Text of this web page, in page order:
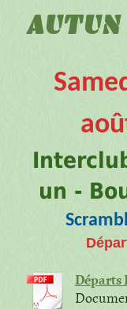
AUTUN
un -
Départs